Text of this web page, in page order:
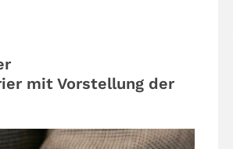
mit Vorstellung der